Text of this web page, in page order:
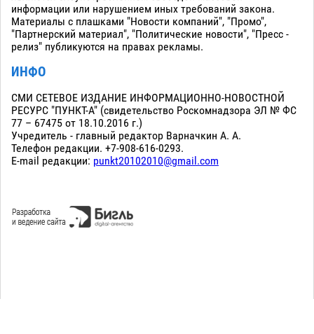
информации или нарушением иных требований закона.
Материалы с плашками "Новости компаний", "Промо",
"Партнерский материал", "Политические новости", "Пресс -
релиз" публикуются на правах рекламы.
ИНФО
СМИ СЕТЕВОЕ ИЗДАНИЕ ИНФОРМАЦИОННО-НОВОСТНОЙ
РЕСУРС "ПУНКТ-А" (свидетельство Роскомнадзора ЭЛ № ФС
77 – 67475 от 18.10.2016 г.)
Учредитель - главный редактор Варначкин А. А.
Телефон редакции. +7-908-616-0293.
E-mail редакции: punkt20102010@gmail.com